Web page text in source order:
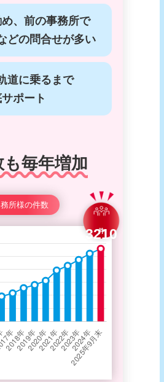
、前の事務所で
どの問合せが多い
道に乗るまで
ポート
毎年増加
所様の件数
3210